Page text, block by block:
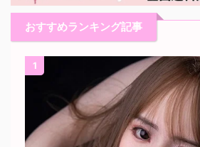
おすすめランキング記事
1